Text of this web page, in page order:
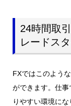
24時間取
レードス
FXではこのよう
ができます。仕
りやすい環境に